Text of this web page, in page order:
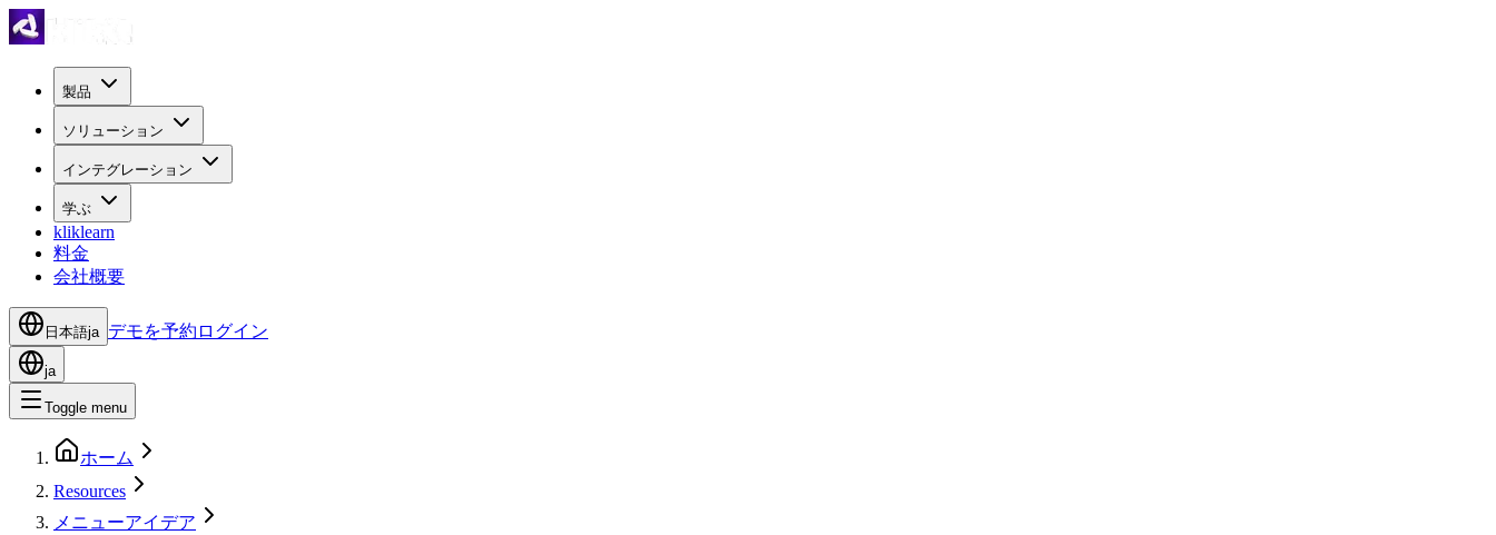
製品
ソリューション
インテグレーション
学ぶ
kliklearn
料金
会社概要
日本語ja デモを予約 ログイン
ja
Toggle menu
ホーム
Resources
メニューアイデア